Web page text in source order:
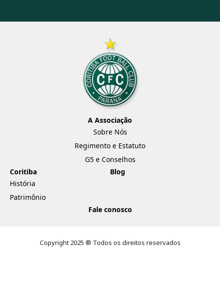
A Associação
Sobre Nós
Regimento e Estatuto
G5 e Conselhos
Coritiba
História
Patrimônio
Blog
Fale conosco
Copyright 2025 ® Todos os direitos reservados